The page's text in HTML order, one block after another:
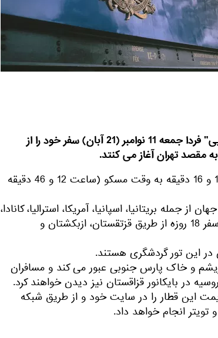
قطار لوکس گردشگری "عقاب طلایی" فردا جمعه 11 نوامبر (21 آبان) سفر خود را از
مقصد تهران آغاز می کنتد.
سفر این قطار گردشگری ساعت 12 و 16 دقیقه به وقت مسکو (ساعت 12 و 46 دقیقه
از جمله بریتانیا، اسپانیا، آمریکا، استرالیا، کانادا،
تایوان و آفریقای جنوبی، در یک سفر 18 روزه از طریق قزتقستان، ازبکشتان و
و خاک پارس جنوبی عبور می کند و مسافران
در بایکانور قزاقستان نیز دیدن خواهند کرد.
این قطار را در سایت خود و از طریق شبکه
انجام خواهد داد.